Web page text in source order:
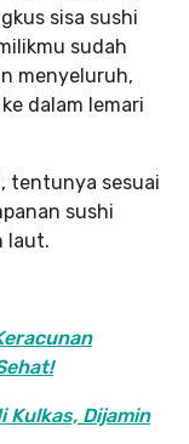
sisa sushi
sudah
menyeluruh,
dalam lemari
tentunya sesuai
sushi
laut.
Kulkas, Dijamin